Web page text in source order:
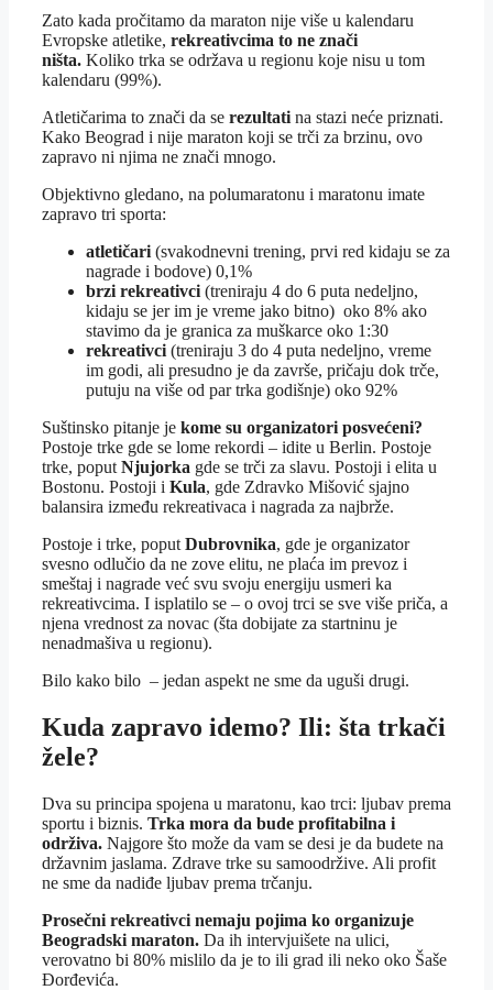
Zato kada pročitamo da maraton nije više u kalendaru
Evropske atletike, rekreativcima to ne znači
ništa. Koliko trka se održava u regionu koje nisu u tom
kalendaru (99%).
Atletičarima to znači da se rezultati na stazi neće priznati.
Kako Beograd i nije maraton koji se trči za brzinu, ovo
zapravo ni njima ne znači mnogo.
Objektivno gledano, na polumaratonu i maratonu imate
zapravo tri sporta:
atletičari (svakodnevni trening, prvi red kidaju se za
nagrade i bodove) 0,1%
brzi rekreativci (treniraju 4 do 6 puta nedeljno,
kidaju se jer im je vreme jako bitno) oko 8% ako
stavimo da je granica za muškarce oko 1:30
rekreativci (treniraju 3 do 4 puta nedeljno, vreme
im godi, ali presudno je da završe, pričaju dok trče,
putuju na više od par trka godišnje) oko 92%
Suštinsko pitanje je kome su organizatori posvećeni?
Postoje trke gde se lome rekordi – idite u Berlin. Postoje
trke, poput Njujorka gde se trči za slavu. Postoji i elita u
Bostonu. Postoji i Kula, gde Zdravko Mišović sjajno
balansira između rekreativaca i nagrada za najbrže.
Postoje i trke, poput Dubrovnika, gde je organizator
svesno odlučio da ne zove elitu, ne plaća im prevoz i
smeštaj i nagrade već svu svoju energiju usmeri ka
rekreativcima. I isplatilo se – o ovoj trci se sve više priča, a
njena vrednost za novac (šta dobijate za startninu je
nenadmašiva u regionu).
Bilo kako bilo – jedan aspekt ne sme da uguši drugi.
Kuda zapravo idemo? Ili: šta trkači
žele?
Dva su principa spojena u maratonu, kao trci: ljubav prema
sportu i biznis. Trka mora da bude profitabilna i
održiva. Najgore što može da vam se desi je da budete na
državnim jaslama. Zdrave trke su samoodržive. Ali profit
ne sme da nadiđe ljubav prema trčanju.
Prosečni rekreativci nemaju pojima ko organizuje
Beogradski maraton. Da ih intervjuišete na ulici,
verovatno bi 80% mislilo da je to ili grad ili neko oko Šaše
Đorđevića.